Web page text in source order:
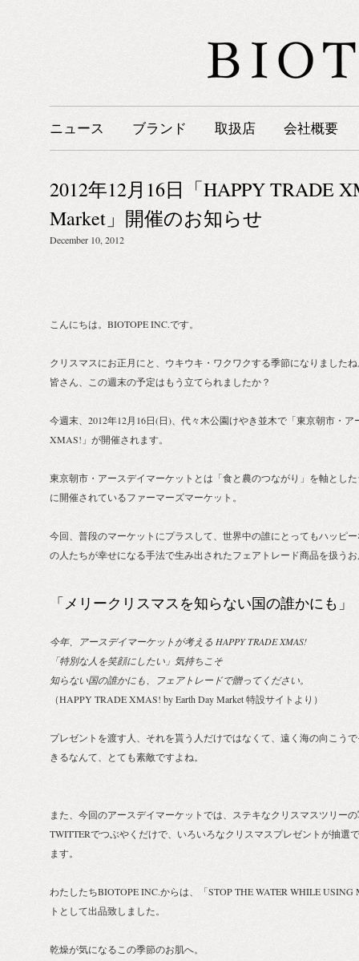
ニュース ブランド 取扱店 会社概要
2012年12月16日「HAPPY TRADE
Market」開催のお知らせ
December 10, 2012
こんにちは。BIOTOPE INC.です。
クリスマスにお正月にと、ウキウキ・ワクワクする季節になりました
皆さん、この週末の予定はもう立てられましたか？
今週末、2012年12月16日(日)、代々木公園けやき並木で「東京朝市・
XMAS!」が開催されます。
東京朝市・アースデイマーケットとは「食と農のつながり」を軸とし
に開催されているファーマーズマーケット。
今回、普段のマーケットにプラスして、世界中の誰にとってもハッピ
の人たちが幸せになる手法で生み出されたフェアトレード商品を扱う
「メリークリスマスを知らない国の誰かにも」
今年、アースデイマーケットが考える HAPPY TRADE XMAS!
「特別な人を笑顔にしたい」気持ちこそ
知らない国の誰かにも、フェアトレードで贈ってください。
（HAPPY TRADE XMAS! by Earth Day Market 特設サイトより）
プレゼントを渡す人、それを貰う人だけではなくて、遠く海の向こう
きるなんて、とても素敵ですよね。
また、今回のアースデイマーケットでは、ステキなクリスマスツリー
TWITTERでつぶやくだけで、いろいろなクリスマスプレゼントが抽選
ます。
わたしたちBIOTOPE INC.からは、「STOP THE WATER WHILE
トとして出品致しました。
乾燥が気になるこの季節のお肌へ。